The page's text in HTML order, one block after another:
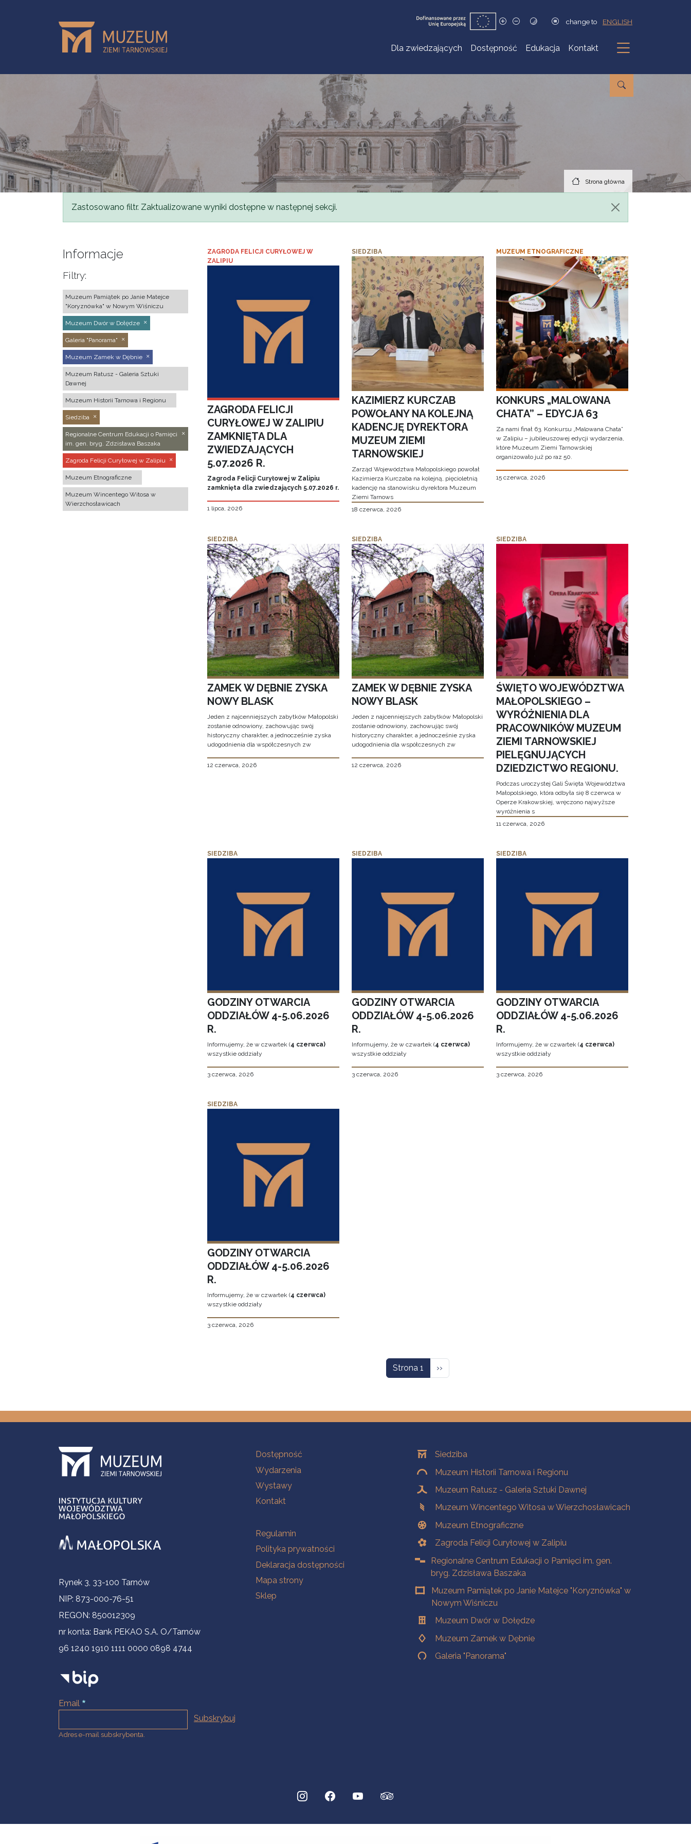
change to ENGLISH
Dla zwiedzających Dostępność Edukacja Kontakt
Podmenu
Strona główna
Komunikat
Zastosowano filtr. Zaktualizowane wyniki dostępne w następnej sekcji.
Informacje
Filtry:
Muzeum Pamiątek po Janie Matejce
"Koryznówka" w Nowym Wiśniczu
Muzeum Dwór w Dołędze
Galeria "Panorama"
Muzeum Zamek w Dębnie
Muzeum Ratusz - Galeria Sztuki
Dawnej
Muzeum Historii Tarnowa i Regionu
Siedziba
Regionalne Centrum Edukacji o Pamięci
im. gen. bryg. Zdzisława Baszaka
Zagroda Felicji Curyłowej w Zalipiu
Muzeum Etnograficzne
Muzeum Wincentego Witosa w
Wierzchosławicach
ZAGRODA FELICJI CURYŁOWEJ W
ZALIPIU
ZAGRODA FELICJI
CURYŁOWEJ W ZALIPIU
ZAMKNIĘTA DLA
ZWIEDZAJĄCYCH
5.07.2026 R.
Zagroda Felicji Curyłowej w Zalipiu
zamknięta dla zwiedzających 5.07.2026 r.
1 lipca, 2026
SIEDZIBA
KAZIMIERZ KURCZAB
POWOŁANY NA KOLEJNĄ
KADENCJĘ DYREKTORA
MUZEUM ZIEMI
TARNOWSKIEJ
Zarząd Województwa Małopolskiego powołał
Kazimierza Kurczaba na kolejną, pięcioletnią
kadencję na stanowisku dyrektora Muzeum
Ziemi Tarnows
18 czerwca, 2026
MUZEUM ETNOGRAFICZNE
KONKURS „MALOWANA
CHATA” – EDYCJA 63
Za nami finał 63. Konkursu „Malowana Chata”
w Zalipiu – jubileuszowej edycji wydarzenia,
które Muzeum Ziemi Tarnowskiej
organizowało już po raz 50.
15 czerwca, 2026
SIEDZIBA
ZAMEK W DĘBNIE ZYSKA
NOWY BLASK
Jeden z najcenniejszych zabytków Małopolski
zostanie odnowiony, zachowując swój
historyczny charakter, a jednocześnie zyska
udogodnienia dla współczesnych zw
12 czerwca, 2026
SIEDZIBA
ZAMEK W DĘBNIE ZYSKA
NOWY BLASK
Jeden z najcenniejszych zabytków Małopolski
zostanie odnowiony, zachowując swój
historyczny charakter, a jednocześnie zyska
udogodnienia dla współczesnych zw
12 czerwca, 2026
SIEDZIBA
ŚWIĘTO WOJEWÓDZTWA
MAŁOPOLSKIEGO –
WYRÓŻNIENIA DLA
PRACOWNIKÓW MUZEUM
ZIEMI TARNOWSKIEJ
PIELĘGNUJĄCYCH
DZIEDZICTWO REGIONU.
Podczas uroczystej Gali Święta Województwa
Małopolskiego, która odbyła się 8 czerwca w
Operze Krakowskiej, wręczono najwyższe
wyróżnienia s
11 czerwca, 2026
SIEDZIBA
GODZINY OTWARCIA
ODDZIAŁÓW 4-5.06.2026
R.
Informujemy, że w czwartek (4 czerwca)
wszystkie oddziały
3 czerwca, 2026
SIEDZIBA
GODZINY OTWARCIA
ODDZIAŁÓW 4-5.06.2026
R.
Informujemy, że w czwartek (4 czerwca)
wszystkie oddziały
3 czerwca, 2026
SIEDZIBA
GODZINY OTWARCIA
ODDZIAŁÓW 4-5.06.2026
R.
Informujemy, że w czwartek (4 czerwca)
wszystkie oddziały
3 czerwca, 2026
SIEDZIBA
GODZINY OTWARCIA
ODDZIAŁÓW 4-5.06.2026
R.
Informujemy, że w czwartek (4 czerwca)
wszystkie oddziały
3 czerwca, 2026
Strona 1 Następna strona
››
Informacje kontaktowe
Rynek 3, 33-100 Tarnów
NIP: 873-000-76-51
REGON: 850012309
nr konta: Bank PEKAO S.A. O/Tarnów
96 1240 1910 1111 0000 0898 4744
Email
Adres e-mail subskrybenta.
Na skróty
Dostępność
Wydarzenia
Wystawy
Kontakt
Na skróty
Regulamin
Polityka prywatności
Deklaracja dostępności
Mapa strony
Sklep
OddziałySiedziba
Muzeum Historii Tarnowa i Regionu
Muzeum Ratusz - Galeria Sztuki Dawnej
Muzeum Wincentego Witosa w Wierzchosławicach
Muzeum Etnograficzne
Zagroda Felicji Curyłowej w Zalipiu
Regionalne Centrum Edukacji o Pamięci im. gen.
bryg. Zdzisława Baszaka
Muzeum Pamiątek po Janie Matejce "Koryznówka" w
Nowym Wiśniczu
Muzeum Dwór w Dołędze
Muzeum Zamek w Dębnie
Galeria "Panorama"